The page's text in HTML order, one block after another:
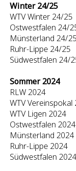
Winter 24/25
WTV Winter 24/25
Ostwestfalen 24/
Münsterland 24/25
Ruhr-Lippe 24/25
Südwestfalen 24/
Sommer 2024
RLW 2024
WTV Vereinspokal
WTV Ligen 2024
Ostwestfalen 2024
Münsterland 2024
Ruhr-Lippe 2024
Südwestfalen 2024